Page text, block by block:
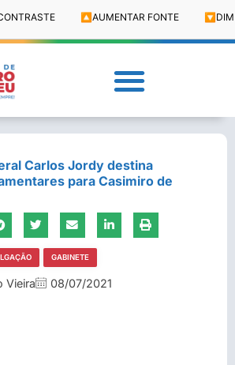
🔼 AUMENTAR FONTE 🔽
Carlos Jordy destina
para Casimiro de
GABINETE
Vieira 08/07/2021